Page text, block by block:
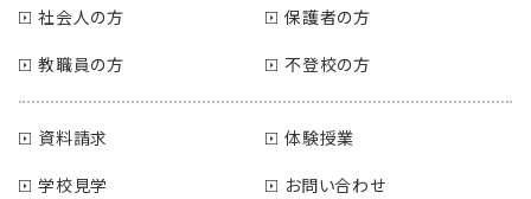
社会人の方
保護者の方
教職員の方
不登校の方
資料請求
体験授業
学校見学
お問い合わせ